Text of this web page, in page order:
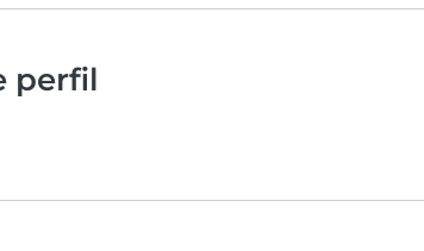
perfil